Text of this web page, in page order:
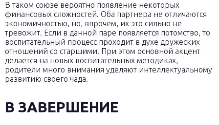
В таком союзе вероятно появление некоторых
финансовых сложностей. Оба партнёра не отличаются
экономичностью, но, впрочем, их это сильно не
тревожит. Если в данной паре появляется потомство, то
воспитательный процесс проходит в духе дружеских
отношений со старшими. При этом основной акцент
делается на новых воспитательных методиках,
родители много внимания уделяют интеллектуальному
развитию своего чада.
В ЗАВЕРШЕНИЕ